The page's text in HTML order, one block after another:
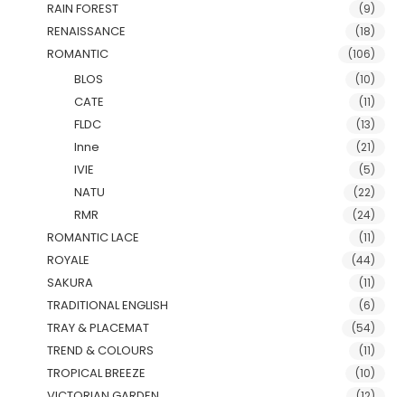
RAIN FOREST (9)
RENAISSANCE (18)
ROMANTIC (106)
BLOS (10)
CATE (11)
FLDC (13)
Inne (21)
IVIE (5)
NATU (22)
RMR (24)
ROMANTIC LACE (11)
ROYALE (44)
SAKURA (11)
TRADITIONAL ENGLISH (6)
TRAY & PLACEMAT (54)
TREND & COLOURS (11)
TROPICAL BREEZE (10)